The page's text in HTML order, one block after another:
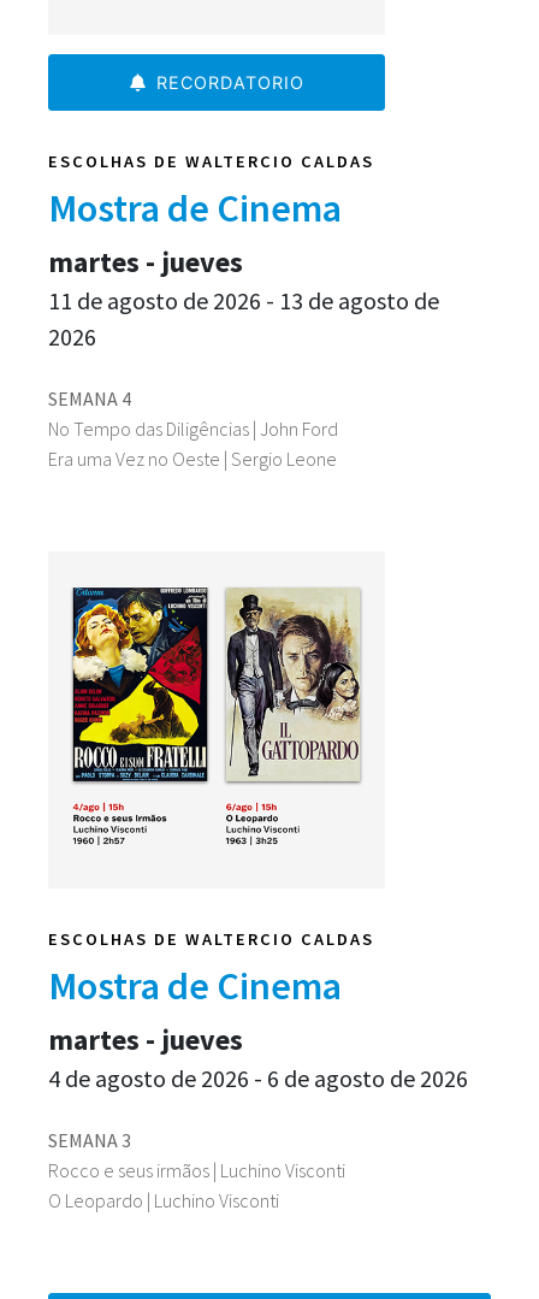
RECORDATORIO
ESCOLHAS DE WALTERCIO CALDAS
Mostra de Cinema
SEMANA 4
No Tempo das Diligências | John Ford
Era uma Vez no Oeste | Sergio Leone
martes - jueves
11 de agosto de 2026 - 13 de agosto de
2026
ESCOLHAS DE WALTERCIO CALDAS
Mostra de Cinema
SEMANA 3
Rocco e seus irmãos | Luchino Visconti
O Leopardo | Luchino Visconti
martes - jueves
4 de agosto de 2026 - 6 de agosto de 2026